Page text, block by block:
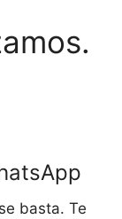
basta. Te